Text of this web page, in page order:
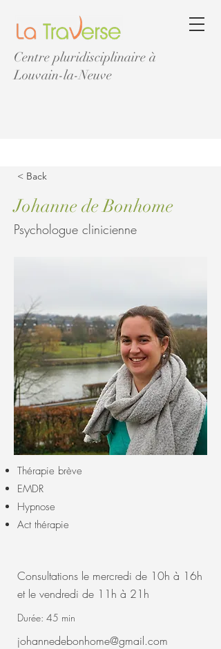
Centre pluridisciplinaire à
Louvain-la-Neuve
< Back
Johanne de Bonhome
Psychologue clinicienne
Thérapie brève
EMDR
Hypnose
Act thérapie
Consultations le mercredi de 10h à 16h
et le vendredi de 11h à 21h
Durée: 45 min
johannedebonhome@gmail.com